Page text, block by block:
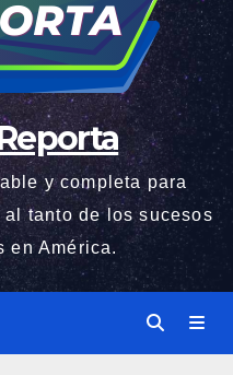
y completa para
tanto de los sucesos
en América.